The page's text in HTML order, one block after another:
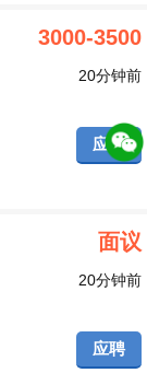
3000-3500
20分钟前
应聘
面议
20分钟前
应聘